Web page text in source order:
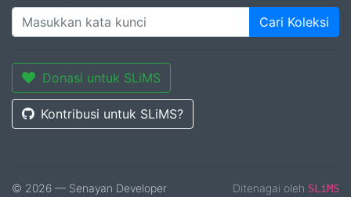
Cari Koleksi
Donasi untuk SLiMS
Kontribusi untuk SLiMS?
© 2026 — Senayan Developer Ditenagai oleh SLiMS